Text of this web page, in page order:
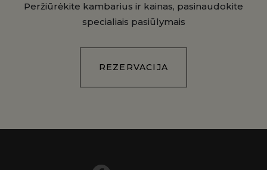
Peržiūrėkite kambarius ir kainas, pasinaudokite
specialiais pasiūlymais
REZERVACIJA